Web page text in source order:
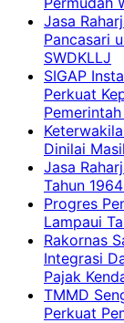
Jasa
Pancasari
SWDKLLJ
SIGAP
Perkuat
Dinilai
Jasa
Tahun
Progres
Lampaui
Rakornas
Integrasi
Pajak
TMMD
Perkuat